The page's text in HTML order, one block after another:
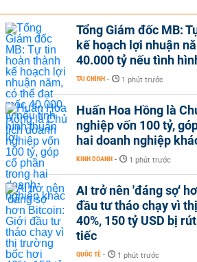
Tổng Giám đốc MB:
kế hoạch lợi nhuận
40.000 tỷ nếu tình
TÀI CHÍNH - 1 phút trước
Huấn Hoa Hồng là
nghiệp vốn 100 tỷ,
hai doanh nghiệp
KINH DOANH - 1 phút trước
AI trở nên 'đáng sợ'
đầu tư tháo chạy vì
40%, 150 tỷ USD bị
tiếc
QUỐC TẾ - 1 phút trước